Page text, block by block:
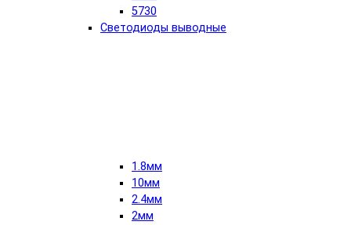
5730
Светодиоды выводные
1.8мм
10мм
2.4мм
2мм